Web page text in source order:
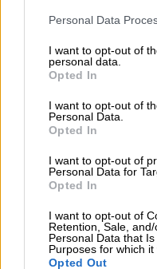
Please note that this
not limited to your visit or
grant or deny consent to
use your data for below
consent section.
Personal Data
I want to opt-out of
personal data.
Opted In
I want to opt-out of
Personal Data.
Opted In
I want to opt-out of
Personal Data for
Opted In
I want to opt-out of
Retention, Sale,
Personal Data that
Purposes for which it
Opted Out
Μασούτης: Θα
καθαρών κερδών